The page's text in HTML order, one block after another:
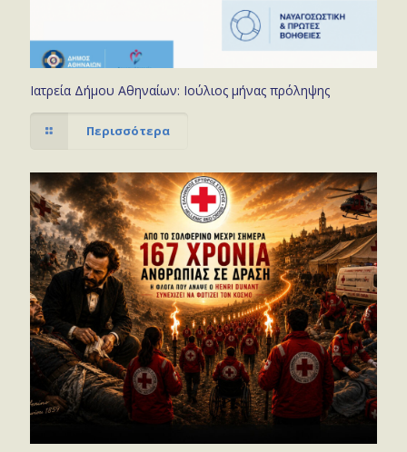
Ιατρεία Δήμου Αθηναίων: Ιούλιος μήνας πρόληψης
Περισσότερα